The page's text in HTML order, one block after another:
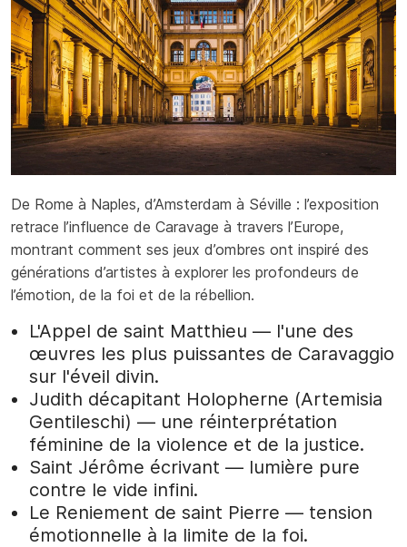
De Rome à Naples, d’Amsterdam à Séville : l’exposition
retrace l’influence de Caravage à travers l’Europe,
montrant comment ses jeux d’ombres ont inspiré des
générations d’artistes à explorer les profondeurs de
l’émotion, de la foi et de la rébellion.
L'Appel de saint Matthieu — l'une des
œuvres les plus puissantes de Caravaggio
sur l'éveil divin.
Judith décapitant Holopherne (Artemisia
Gentileschi) — une réinterprétation
féminine de la violence et de la justice.
Saint Jérôme écrivant — lumière pure
contre le vide infini.
Le Reniement de saint Pierre — tension
émotionnelle à la limite de la foi.